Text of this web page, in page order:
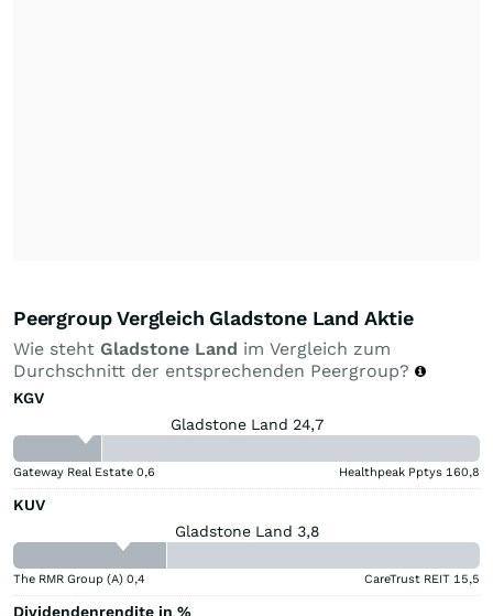
Peergroup Vergleich Gladstone Land Aktie
Wie steht Gladstone Land im Vergleich zum
Durchschnitt der entsprechenden Peergroup?
KGV
Gladstone Land 24,7
Gateway Real Estate 0,6 Healthpeak Pptys 160,8
KUV
Gladstone Land 3,8
The RMR Group (A) 0,4 CareTrust REIT 15,5
Dividendenrendite in %